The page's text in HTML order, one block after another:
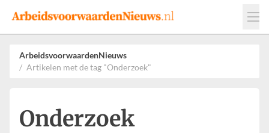
Events
Adverteren
Leveranciers
Werkgevers
ArbeidsvoorwaardenNieuws
Artikelen met de tag "Onderzoek"
Onderzoek